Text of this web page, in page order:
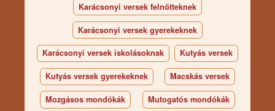
Karácsonyi versek felnőtteknek
Karácsonyi versek gyerekeknek
Karácsonyi versek iskolásoknak Kutyás versek
Kutyás versek gyerekeknek Macskás versek
Mozgásos mondókák Mutogatós mondókák